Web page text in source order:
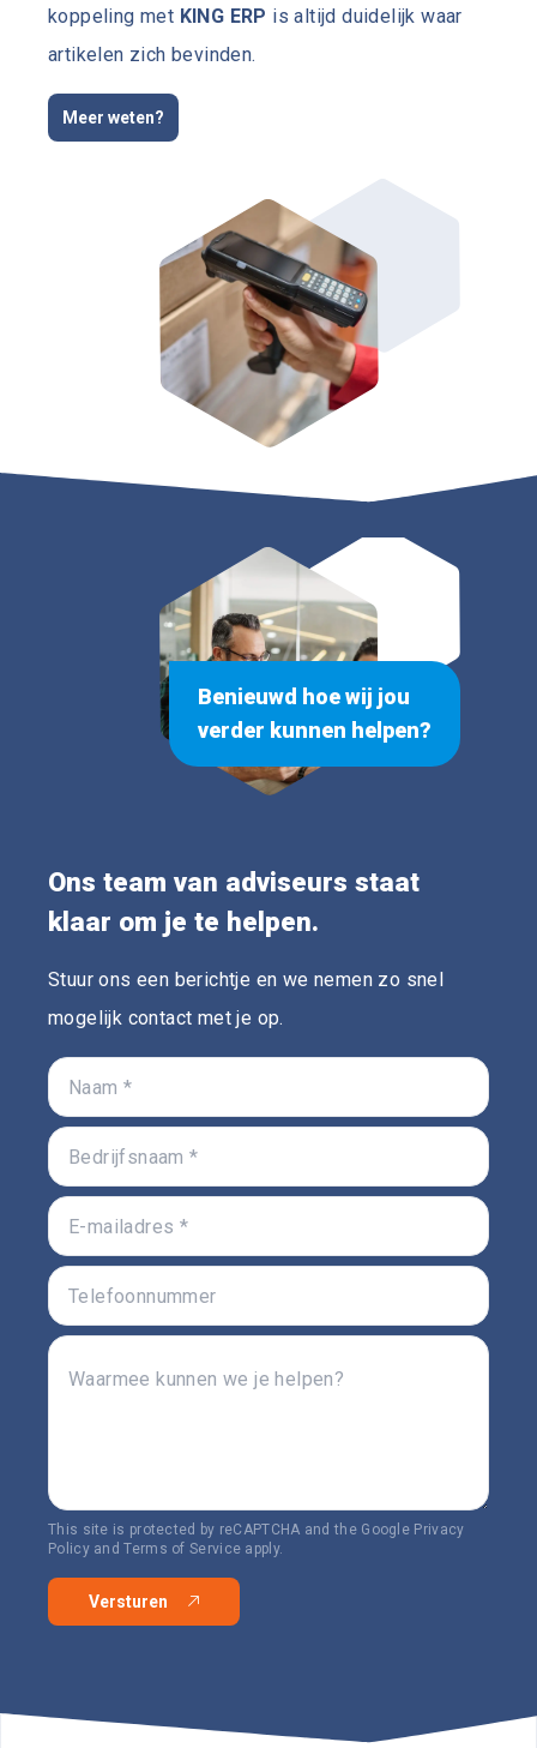
koppeling met KING ERP is altijd duidelijk waar
artikelen zich bevinden.
Meer weten?
Benieuwd hoe wij jou
verder kunnen helpen?
Ons team van adviseurs staat
klaar om je te helpen.
Stuur ons een berichtje en we nemen zo snel
mogelijk contact met je op.
This site is protected by reCAPTCHA and the Google Privacy
Policy and Terms of Service apply.
Versturen